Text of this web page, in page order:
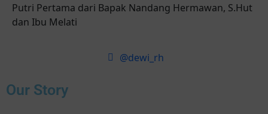
Putri Pertama dari Bapak Nandang Hermawan, S.Hut
dan Ibu Melati
@dewi_rh
Our Story